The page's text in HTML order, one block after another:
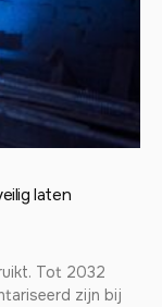
laten
Tot 2032
zijn bij